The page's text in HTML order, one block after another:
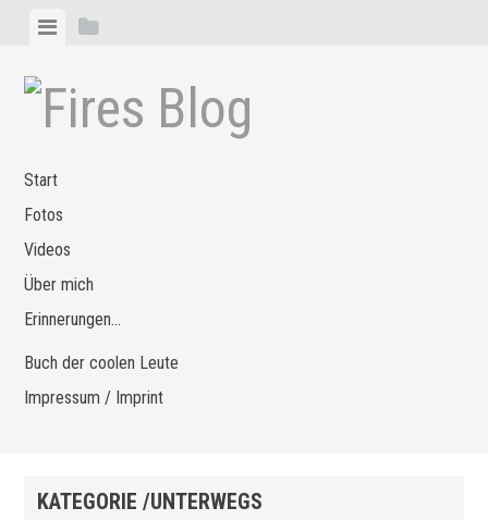
Zum
springen
MenüSeitenleiste
Start
Fotos
Videos
Über mich
Erinnerungen…
Buch der coolen Leute
Impressum / Imprint
KATEGORIE /UNTERWEGS